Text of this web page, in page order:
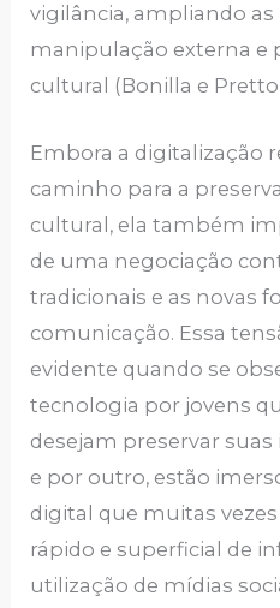
vigilância, ampliando
manipulação externa e
cultural (Bonilla e Pretto,
Embora a digitalização
caminho para a
cultural, ela também
de uma negociação
tradicionais e as novas
comunicação. Essa
evidente quando se
tecnologia por jovens
desejam preservar
e por outro, estão
digital que muitas
rápido e superficial de
utilização de mídias